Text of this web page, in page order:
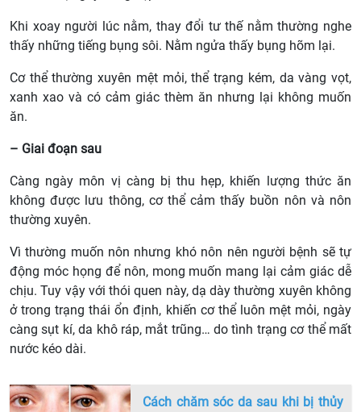
Khi xoay người lúc nằm, thay đổi tư thế nằm thường nghe
thấy những tiếng bụng sôi. Nằm ngửa thấy bụng hõm lại.
Cơ thể thường xuyên mệt mỏi, thể trạng kém, da vàng vọt,
xanh xao và có cảm giác thèm ăn nhưng lại không muốn
ăn.
– Giai đoạn sau
Càng ngày môn vị càng bị thu hẹp, khiến lượng thức ăn
không được lưu thông, cơ thể cảm thấy buồn nôn và nôn
thường xuyên.
Vì thường muốn nôn nhưng khó nôn nên người bệnh sẽ tự
động móc họng để nôn, mong muốn mang lại cảm giác dễ
chịu. Tuy vậy với thói quen này, dạ dày thường xuyên không
ở trong trạng thái ổn định, khiến cơ thể luôn mệt mỏi, ngày
càng sụt kí, da khô ráp, mắt trũng… do tình trạng cơ thể mất
nước kéo dài.
Cách chăm sóc da sau khi bị thủy